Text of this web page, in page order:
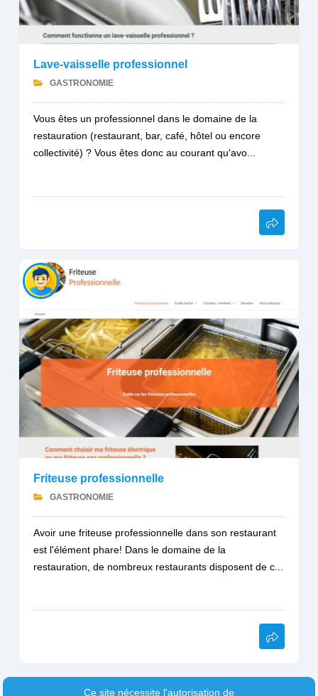
Lave-vaisselle professionnel
GASTRONOMIE
Vous êtes un professionnel dans le domaine de la
restauration (restaurant, bar, café, hôtel ou encore
collectivité) ? Vous êtes donc au courant qu'avo...
Friteuse professionnelle
GASTRONOMIE
Avoir une friteuse professionnelle dans son restaurant
est l'élément phare! Dans le domaine de la
restauration, de nombreux restaurants disposent de c...
Ce site nécessite l'autorisation de